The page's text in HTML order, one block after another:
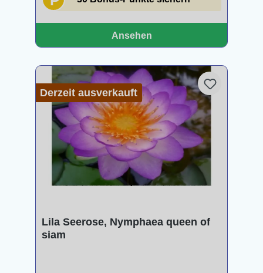
Ansehen
Derzeit ausverkauft
Lila Seerose, Nymphaea queen of
siam